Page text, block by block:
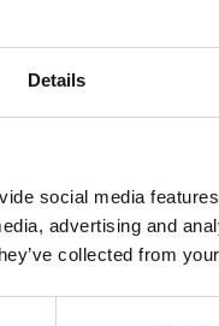
Details
social media
advertising and
collected from
authenticité structurelle.
et immeubles
allie tranquillité et
des adresses les plus